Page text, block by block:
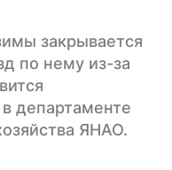
закрывается
по нему из-за
департаменте
ЯНАО.